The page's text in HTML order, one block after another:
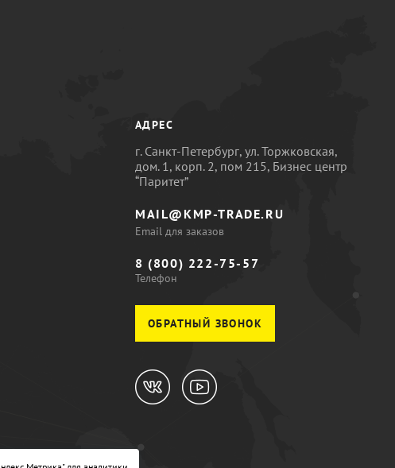
АДРЕС
г. Санкт-Петербург, ул. Торжковская,
дом. 1, корп. 2, пом 215, Бизнес центр
“Паритет”
MAIL@KMP-TRADE.RU
Email для заказов
8 (800) 222-75-57
Телефон
ОБРАТНЫЙ ЗВОНОК